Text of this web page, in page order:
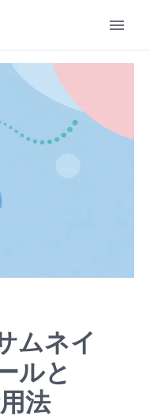
ムネイ
ルと
法